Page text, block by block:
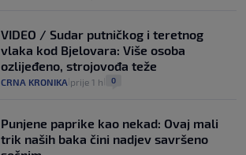
VIDEO / Sudar putničkog i teretnog
vlaka kod Bjelovara: Više osoba
ozlijeđeno, strojovođa teže
CRNA KRONIKA prije 1 h 0
Punjene paprike kao nekad: Ovaj mali
trik naših baka čini nadjev savršeno